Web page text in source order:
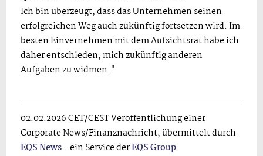
Ich bin überzeugt, dass das Unternehmen seinen
erfolgreichen Weg auch zukünftig fortsetzen wird. Im
besten Einvernehmen mit dem Aufsichtsrat habe ich
daher entschieden, mich zukünftig anderen
Aufgaben zu widmen."
02.02.2026 CET/CEST Veröffentlichung einer
Corporate News/Finanznachricht, übermittelt durch
EQS News- ein Service derEQS Group.